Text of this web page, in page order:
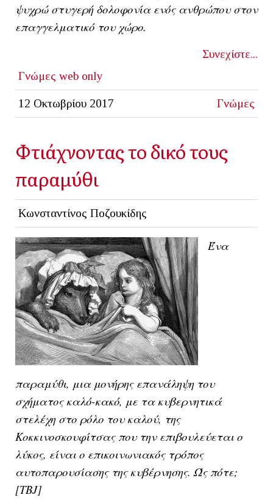
ψυχρώ στυγερή δολοφονία ενός ανθρώπου στον
επαγγελματικό του χώρο.
Συνεχίστε...
Γνώμες web only
12 Οκτωβρίου 2017 Γνώμες
Φτιάχνοντας το δικό τους
παραμύθι
Κωνσταντίνος Ποζουκίδης
Ένα
παραμύθι, μια μονήρης επανάληψη του
σχήματος καλό-κακό, με τα κυβερνητικά
στελέχη στο ρόλο του καλού, της
Κοκκινοσκουφίτσας που την επιβουλεύεται ο
λύκος, είναι ο επικοινωνιακός τρόπος
αυτοπαρουσίασης της κυβέρνησης. Ώς πότε;
[ΤΒJ]